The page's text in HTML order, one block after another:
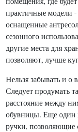
практичные модели
оснащенные
сезонного
другие места для
позволяют, лучше
Нельзя забывать и о
Следует продумать
расстояние между
обувницы. Еще один
ручки, позволяющие